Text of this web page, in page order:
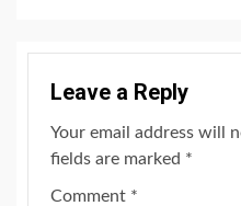
Leave a Reply
Your email address will
fields are marked *
Comment *